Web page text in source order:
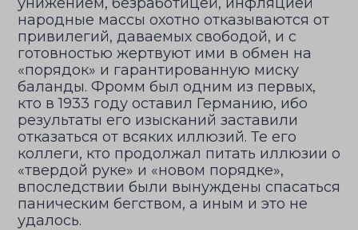
народные массы охотно отказываются от
привилегий, даваемых свободой, и с
готовностью жертвуют ими в обмен на
«порядок» и гарантированную миску
баланды. Фромм был одним из первых,
кто в 1933 году оставил Германию, ибо
результаты его изысканий заставили
отказаться от всяких иллюзий. Те его
коллеги, кто продолжал питать иллюзии о
«твердой руке» и «новом порядке»,
впоследствии были вынуждены спасаться
паническим бегством, а иным и это не
удалось.